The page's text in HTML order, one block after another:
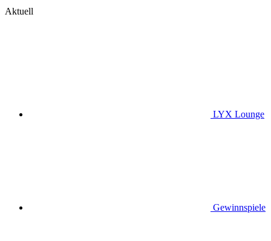
Aktuell
LYX Lounge
Gewinnspiele